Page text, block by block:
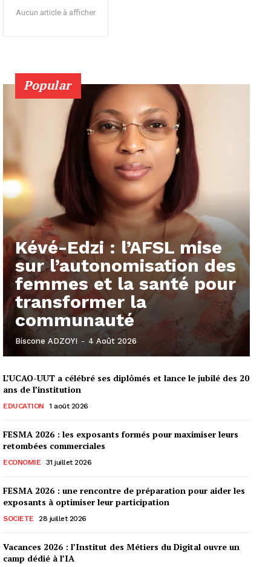
Aucun article à afficher
Popular
Kévé-Edzi : l’AFSL mise
sur l’autonomisation des
femmes et la santé pour
transformer la
communauté
Biscone ADZOYI - 4 Août 2026
L’UCAO-UUT a célébré ses diplômés et lance le jubilé des 20
ans de l’institution
EDUCATION 1 août 2026
FESMA 2026 : les exposants formés pour maximiser leurs
retombées commerciales
ECONOMIE 31 juillet 2026
FESMA 2026 : une rencontre de préparation pour aider les
exposants à optimiser leur participation
SOCIETE 28 juillet 2026
Vacances 2026 : l’Institut des Métiers du Digital ouvre un
camp dédié à l’IA